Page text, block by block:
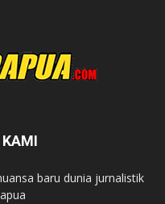
baru dunia jurnalistik